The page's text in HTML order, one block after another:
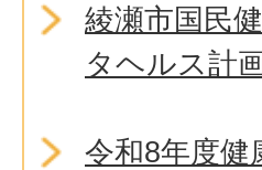
綾瀬市国民
タヘルス計
令和8年度